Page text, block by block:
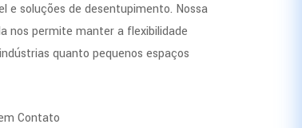
e soluções de desentupimento. Nossa
nos permite manter a flexibilidade
quanto pequenos espaços
Contato